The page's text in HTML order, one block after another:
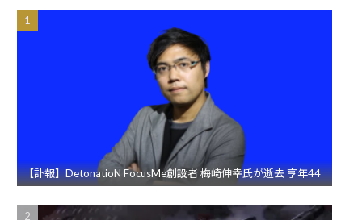
【訃報】DetonatioN FocusMe創設者 梅崎伸幸氏が逝去 享年44